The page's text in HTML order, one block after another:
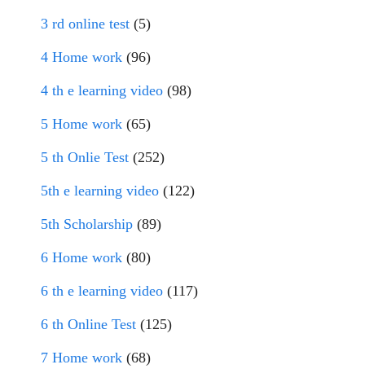
3 rd online test (5)
4 Home work (96)
4 th e learning video (98)
5 Home work (65)
5 th Onlie Test (252)
5th e learning video (122)
5th Scholarship (89)
6 Home work (80)
6 th e learning video (117)
6 th Online Test (125)
7 Home work (68)